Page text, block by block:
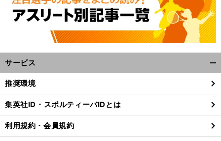
サービス
閉
る
推奨環境
集英社ID・スポルティーバIDとは
利用規約・会員規約